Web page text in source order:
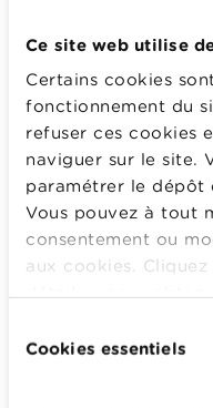
Ce site web utilise
Certains cookies
fonctionnement du
refuser ces cookies
naviguer sur le site.
paramétrer le dépôt
Vous pouvez à tout
consentement ou
aux cookies.
consultable dans
duCookies essentiels
certitude si une
objectifs
L’atténuation du
L’adaptation au
L’utilisation durable
aquatiques et
La transition vers
La protection et la